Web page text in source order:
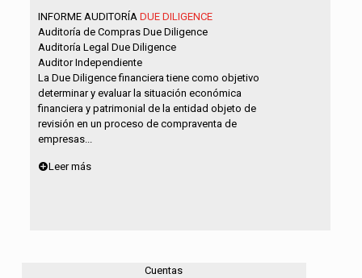
INFORME AUDITORÍA DUE DILIGENCE
Auditoría de Compras Due Diligence
Auditoría Legal Due Diligence
Auditor Independiente
La Due Diligence financiera tiene como objetivo
determinar y evaluar la situación económica
financiera y patrimonial de la entidad objeto de
revisión en un proceso de compraventa de
empresas...
Leer más
Cuentas